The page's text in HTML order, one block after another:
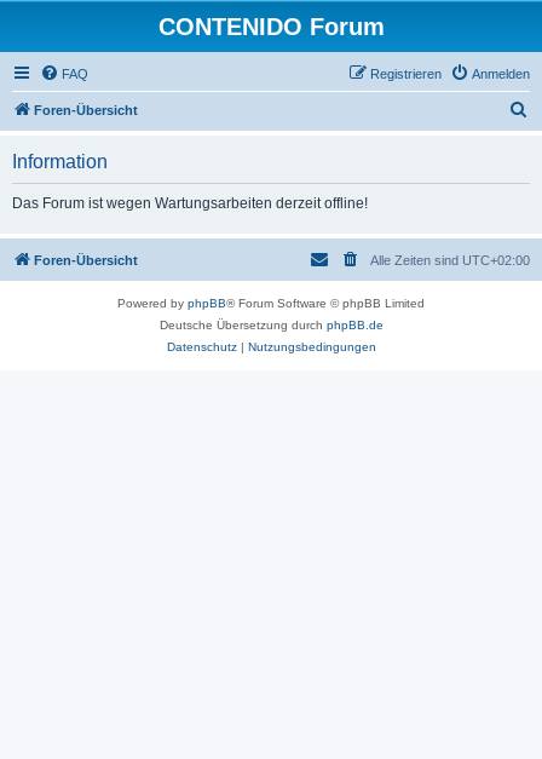
CONTENIDO Forum
FAQ Anmelden
Registrieren
Foren-Übersicht
Information
Das Forum ist wegen Wartungsarbeiten derzeit offline!
Foren-Übersicht Alle Zeiten sind UTC+02:00
Powered by phpBB® Forum Software © phpBB Limited
Deutsche Übersetzung durch phpBB.de
Datenschutz| Nutzungsbedingungen